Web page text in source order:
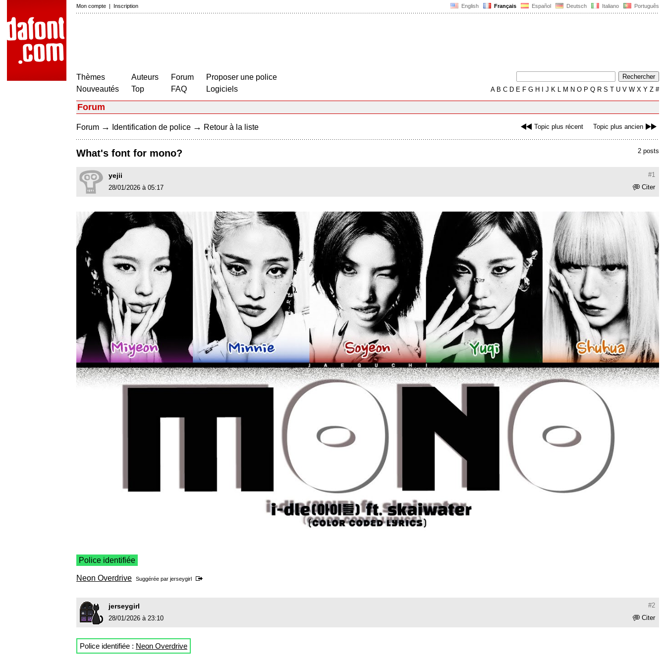
English Français Español Deutsch Italiano Português
Mon compte | Inscription
Thèmes
Nouveautés
Auteurs
Top
Forum
FAQ
Proposer une police
Logiciels
AB C D E F G H J K L M N O P Q R S T U V W X Y Z #
Forum
Topic plus récent Topic plus ancien
Forum → Identification de police → Retour à la liste
2 posts
What's font for mono?
#1
yejii
Citer
28/01/2026 à 05:17
Police identifiée
Neon Overdrive Suggérée par jerseygirl
#2
jerseygirl
Citer
28/01/2026 à 23:10
Police identifiée : Neon Overdrive